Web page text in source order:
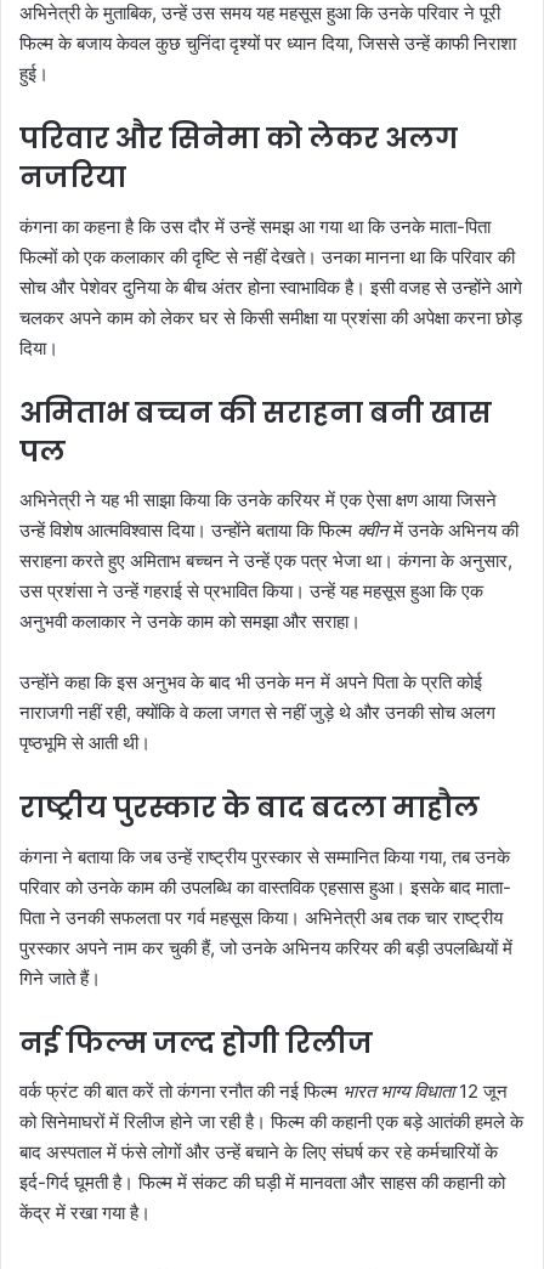
अभिनेत्री के मुताबिक, उन्हें उस समय यह महसूस हुआ कि उनके परिवार ने पूरी
फिल्म के बजाय केवल कुछ चुनिंदा दृश्यों पर ध्यान दिया, जिससे उन्हें काफी निराशा
हुई।
परिवार और सिनेमा को लेकर अलग
नजरिया
कंगना का कहना है कि उस दौर में उन्हें समझ आ गया था कि उनके माता-पिता
फिल्मों को एक कलाकार की दृष्टि से नहीं देखते। उनका मानना था कि परिवार की
सोच और पेशेवर दुनिया के बीच अंतर होना स्वाभाविक है। इसी वजह से उन्होंने आगे
चलकर अपने काम को लेकर घर से किसी समीक्षा या प्रशंसा की अपेक्षा करना छोड़
दिया।
अमिताभ बच्चन की सराहना बनी खास
पल
अभिनेत्री ने यह भी साझा किया कि उनके करियर में एक ऐसा क्षण आया जिसने
उन्हें विशेष आत्मविश्वास दिया। उन्होंने बताया कि फिल्म क्वीनमें उनके अभिनय की
सराहना करते हुए अमिताभ बच्चन ने उन्हें एक पत्र भेजा था। कंगना के अनुसार,
उस प्रशंसा ने उन्हें गहराई से प्रभावित किया। उन्हें यह महसूस हुआ कि एक
अनुभवी कलाकार ने उनके काम को समझा और सराहा।
उन्होंने कहा कि इस अनुभव के बाद भी उनके मन में अपने पिता के प्रति कोई
नाराजगी नहीं रही, क्योंकि वे कला जगत से नहीं जुड़े थे और उनकी सोच अलग
पृष्ठभूमि से आती थी।
राष्ट्रीय पुरस्कार के बाद बदला माहौल
कंगना ने बताया कि जब उन्हें राष्ट्रीय पुरस्कार से सम्मानित किया गया, तब उनके
परिवार को उनके काम की उपलब्धि का वास्तविक एहसास हुआ। इसके बाद माता-
पिता ने उनकी सफलता पर गर्व महसूस किया। अभिनेत्री अब तक चार राष्ट्रीय
पुरस्कार अपने नाम कर चुकी हैं, जो उनके अभिनय करियर की बड़ी उपलब्धियों में
गिने जाते हैं।
नई फिल्म जल्द होगी रिलीज
वर्क फ्रंट की बात करें तो कंगना रनौत की नई फिल्म भारत भाग्य विधाता12 जून
को सिनेमाघरों में रिलीज होने जा रही है। फिल्म की कहानी एक बड़े आतंकी हमले के
बाद अस्पताल में फंसे लोगों और उन्हें बचाने के लिए संघर्ष कर रहे कर्मचारियों के
इर्द-गिर्द घूमती है। फिल्म में संकट की घड़ी में मानवता और साहस की कहानी को
केंद्र में रखा गया है।